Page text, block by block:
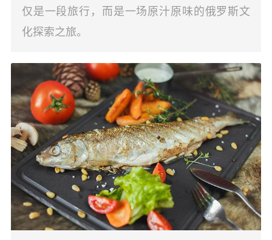
仅是一段旅行，而是一场原汁原味的俄罗斯文
化探索之旅。